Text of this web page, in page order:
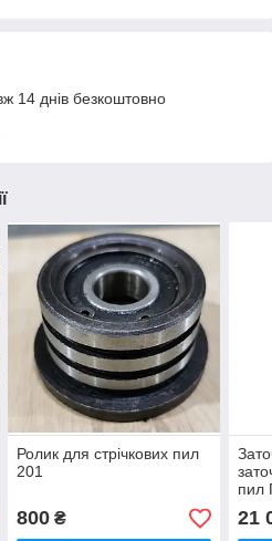
14 днів безкоштовно
Ролик для стрічкових пил
201
800₴
пил
21